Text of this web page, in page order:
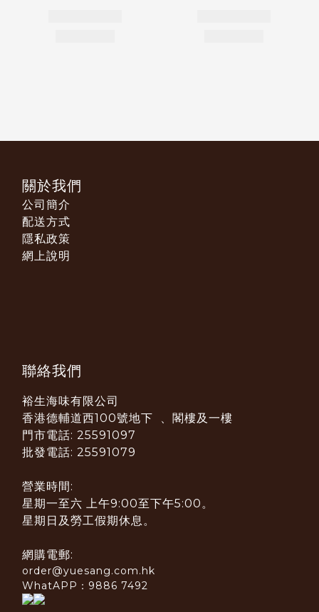
關於我們
公司簡介
配送方式
隱私政策
網上說明
聯絡我們
裕生海味有限公司
香港德輔道西100號地下 、閣樓及一樓
門市電話: 25591097
批發電話: 25591079
營業時間:
星期一至六 上午9:00至下午5:00。
星期日及勞工假期休息。
網購電郵:
order@yuesang.com.hk
WhatAPP：9886 7492